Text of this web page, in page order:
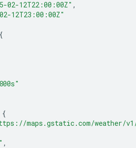
02-12T22:00:00Z" ,
12T23:00:00Z"
{
{
maps.gstatic.com/weather/
,